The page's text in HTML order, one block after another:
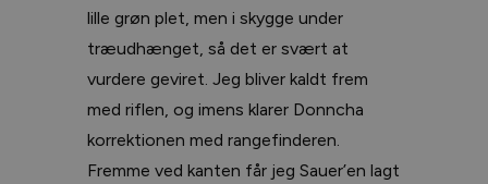
lille grøn plet, men i skygge under
træudhænget, så det er svært at
vurdere geviret. Jeg bliver kaldt frem
med riflen, og imens klarer Donncha
korrektionen med rangefinderen.
Fremme ved kanten får jeg Sauer’en lagt